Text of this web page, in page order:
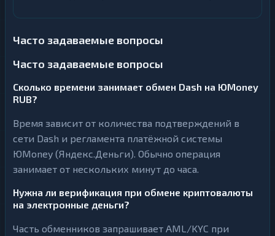
Часто задаваемые вопросы
Часто задаваемые вопросы
Сколько времени занимает обмен Dash на ЮMoney
RUB?
Время зависит от количества подтверждений в
сети Dash и регламента платёжной системы
ЮMoney (Яндекс.Деньги). Обычно операция
занимает от нескольких минут до часа.
Нужна ли верификация при обмене криптовалюты
на электронные деньги?
Часть обменников запрашивает AML/KYC при